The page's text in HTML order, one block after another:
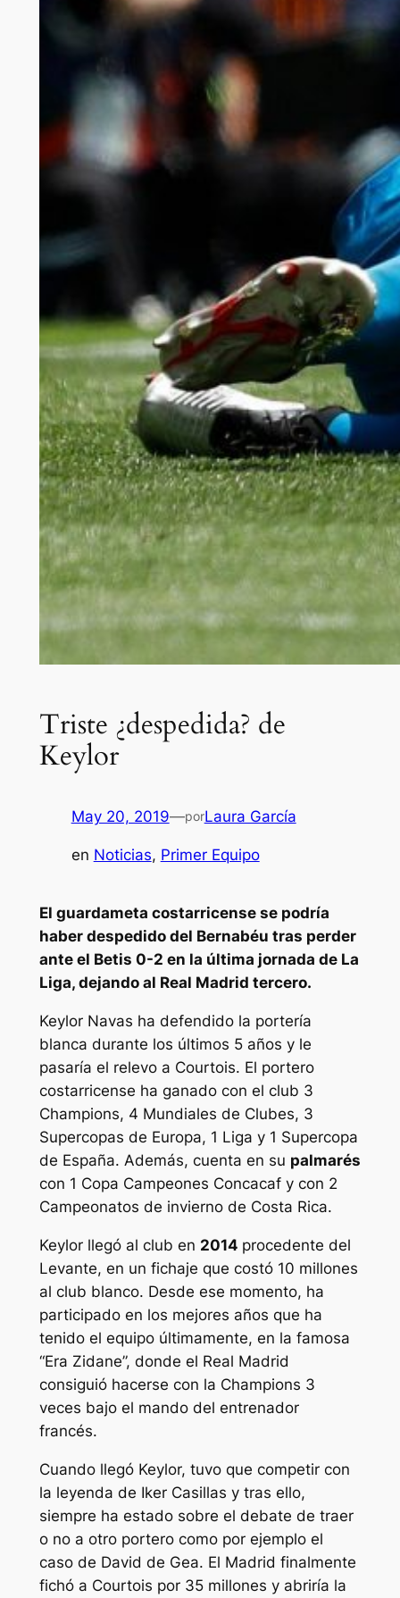
Triste ¿despedida? de
Keylor
May 20, 2019—porLaura García
en Noticias, Primer Equipo
El guardameta costarricense se podría
haber despedido del Bernabéu tras perder
ante el Betis 0-2 en la última jornada de La
Liga, dejando al Real Madrid tercero.
Keylor Navas ha defendido la portería
blanca durante los últimos 5 años y le
pasaría el relevo a Courtois. El portero
costarricense ha ganado con el club 3
Champions, 4 Mundiales de Clubes, 3
Supercopas de Europa, 1 Liga y 1 Supercopa
de España. Además, cuenta en su palmarés
con 1 Copa Campeones Concacaf y con 2
Campeonatos de invierno de Costa Rica.
Keylor llegó al club en 2014 procedente del
Levante, en un fichaje que costó 10 millones
al club blanco. Desde ese momento, ha
participado en los mejores años que ha
tenido el equipo últimamente, en la famosa
“Era Zidane”, donde el Real Madrid
consiguió hacerse con la Champions 3
veces bajo el mando del entrenador
francés.
Cuando llegó Keylor, tuvo que competir con
la leyenda de Iker Casillas y tras ello,
siempre ha estado sobre el debate de traer
o no a otro portero como por ejemplo el
caso de David de Gea. El Madrid finalmente
fichó a Courtois por 35 millones y abriría la